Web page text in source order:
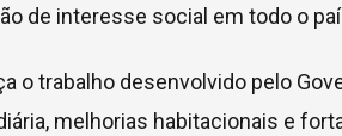
de interesse social em todo o
o trabalho desenvolvido pelo
melhorias habitacionais e